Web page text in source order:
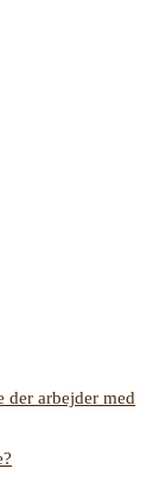
der arbejder med